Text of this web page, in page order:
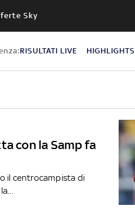
Sky
RISULTATI LIVE HIGHLIGHTS
con la Samp fa
il centrocampista di